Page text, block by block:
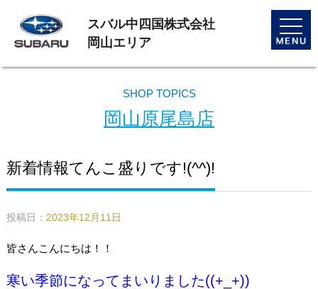
toggle
スバル中四国株式会社
岡山エリア
SHOP TOPICS
岡山原尾島店
新着情報てんこ盛りです!(^^)!
投稿日： 2023年12月11日
皆さんこんにちは！！
寒い季節になってまいりました((+_+))